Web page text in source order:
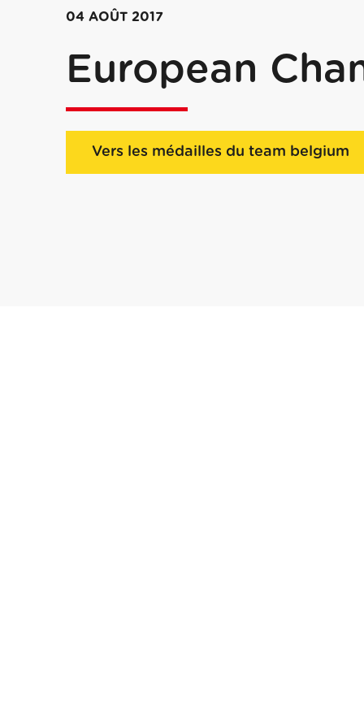
04 AOÛT 2017
European
Vers les médailles du team belgium